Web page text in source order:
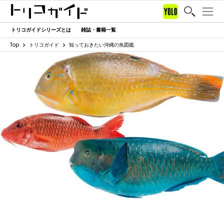
トリコガイドシリーズとは 雑誌・書籍一覧
Top トリコガイド 知っておきたい沖縄の魚図鑑